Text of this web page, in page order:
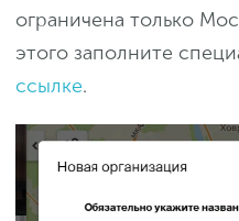
ограничена только
этого заполните
ссылке.